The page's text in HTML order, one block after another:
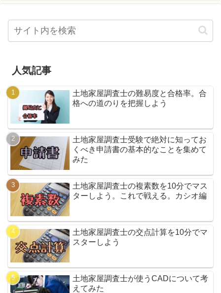
人気記事
土地家屋調査士の難易度と合格率。合
格への道のりを把握しよう
土地家屋調査士受験で絶対に知ってお
くべき申請書の基本的なことを集めて
みた
土地家屋調査士の複素数を10分でマス
ターしよう。これで戦える。カシオ編
土地家屋調査士の交点計算を10分でマ
スターしよう
土地家屋調査士が使うCADについて考
えてみた